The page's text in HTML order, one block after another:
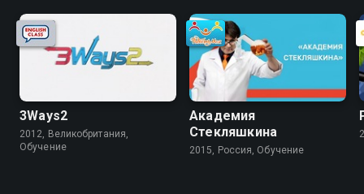
3Ways2
2012, Великобритания,
Обучение
Академия
Стекляшкина
2015, Россия, Обучение